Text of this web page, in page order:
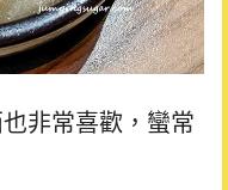
非常喜歡，蠻常